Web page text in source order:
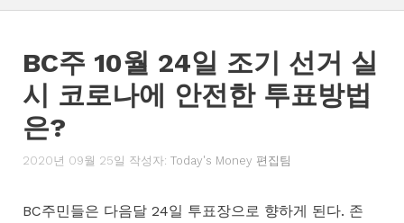
기
BC주 10월 24일 조기 선거 실
시 코로나에 안전한 투표방법
은?
2020년 09월 25일 작성자: Today's Money 편집팀
BC주민들은 다음달 24일 투표장으로 향하게 된다. 존